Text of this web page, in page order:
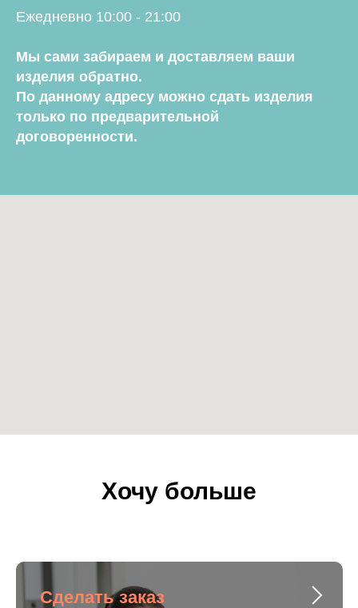
Ежедневно 10:00 - 21:00
Мы сами забираем и доставляем ваши
изделия обратно.
По данному адресу можно сдать изделия
только по предварительной
договоренности.
Хочу больше
Сделать заказ